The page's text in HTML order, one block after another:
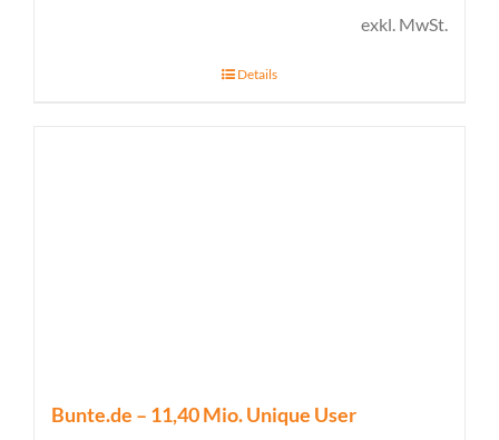
exkl. MwSt.
Details
Bunte.de – 11,40 Mio. Unique User